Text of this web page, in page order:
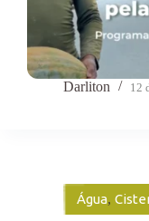
Darliton 12
Água,